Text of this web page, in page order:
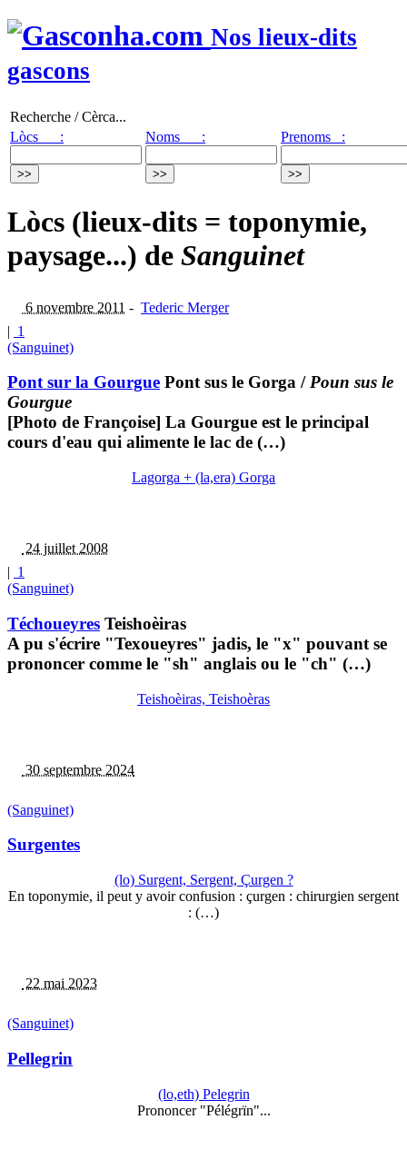
Nos lieux-dits
gascons
Recherche / Cèrca...
Lòcs :
Noms : Prenoms :
Lòcs (lieux-dits = toponymie,
paysage...) de Sanguinet
6 novembre 2011 - Tederic Merger
| 1
(Sanguinet)
Pont sur la Gourgue Pont sus le Gorga /Poun sus le
Gourgue
[Photo de Françoise] La Gourgue est le principal
cours d'eau qui alimente le lac de (…)
Lagorga + (la,era) Gorga
24 juillet 2008
| 1
(Sanguinet)
Téchoueyres Teishoèiras
A pu s'écrire "Texoueyres" jadis, le "x" pouvant se
prononcer comme le "sh" anglais ou le "ch" (…)
Teishoèiras, Teishoèras
30 septembre 2024
(Sanguinet)
Surgentes
(lo) Surgent, Sergent, Çurgen ?
En toponymie, il peut y avoir confusion : çurgen : chirurgien sergent
: (…)
22 mai 2023
(Sanguinet)
Pellegrin
(lo,eth) Pelegrin
Prononcer "Pélégrïn"...